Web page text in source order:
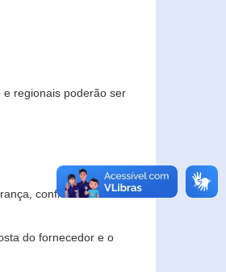
regionais poderão ser
confidencialidade
do fornecedor e o